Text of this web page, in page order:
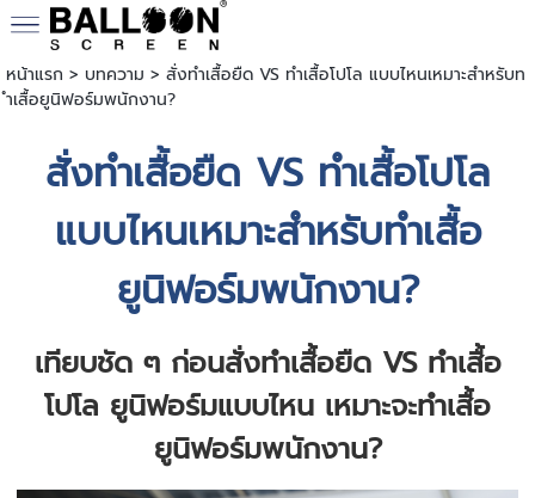
หน้าแรก > บทความ > สั่งทำเสื้อยืด VS ทำเสื้อโปโล แบบไหนเหมาะสำหรับท
ำเสื้อยูนิฟอร์มพนักงาน?
สั่งทำเสื้อยืด VS ทำเสื้อโปโล
แบบไหนเหมาะสำหรับทำเสื้อ
ยูนิฟอร์มพนักงาน?
เทียบชัด ๆ ก่อนสั่งทำเสื้อยืดVS ทำเสื้อ
โปโล ยูนิฟอร์มแบบไหน เหมาะจะทำเสื้อ
ยูนิฟอร์มพนักงาน?